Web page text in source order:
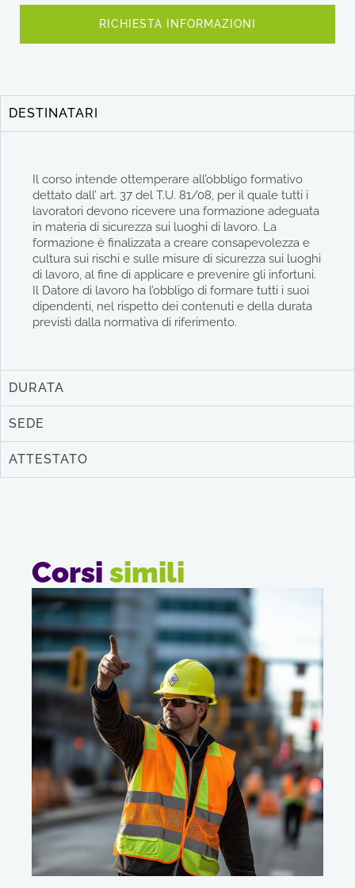
RICHIESTA INFORMAZIONI
DESTINATARI
Il corso intende ottemperare all’obbligo formativo
dettato dall’ art. 37 del T.U. 81/08, per il quale tutti i
lavoratori devono ricevere una formazione adeguata
in materia di sicurezza sui luoghi di lavoro. La
formazione è finalizzata a creare consapevolezza e
cultura sui rischi e sulle misure di sicurezza sui luoghi
di lavoro, al fine di applicare e prevenire gli infortuni.
Il Datore di lavoro ha l’obbligo di formare tutti i suoi
dipendenti, nel rispetto dei contenuti e della durata
previsti dalla normativa di riferimento.
DURATA
SEDE
ATTESTATO
Corsi simili